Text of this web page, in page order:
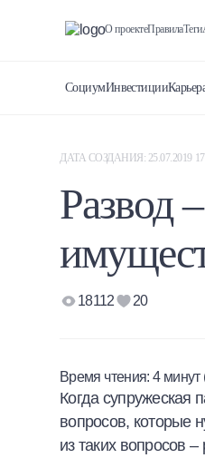
О проектеПравилаТеги
СоциумИнвестиции
Халва
ДАТА СОЗДАНИЯ: 25.07.2019
Развод
18112 20
Время чтения:4 минут
Когда супружеская
вопросов, которые
из таких вопросов